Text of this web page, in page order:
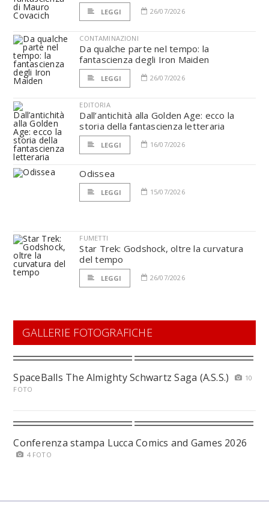
LEGGI 26/07/2026
CONTAMINAZIONI
Da qualche parte nel tempo: la
fantascienza degli Iron Maiden
LEGGI 26/07/2026
EDITORIA
Dall’antichità alla Golden Age: ecco la
storia della fantascienza letteraria
LEGGI 16/07/2026
Odissea
LEGGI 15/07/2026
FUMETTI
Star Trek: Godshock, oltre la curvatura
del tempo
LEGGI 26/07/2026
GALLERIE FOTOGRAFICHE
SpaceBalls The Almighty Schwartz Saga (A.S.S.)
10
FOTO
Conferenza stampa Lucca Comics and Games 2026
4 FOTO